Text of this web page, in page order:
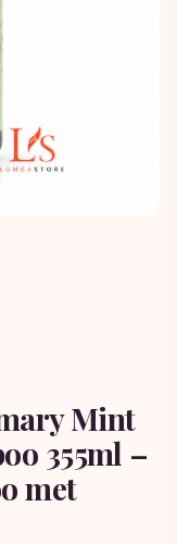
Mint
355ml –
met